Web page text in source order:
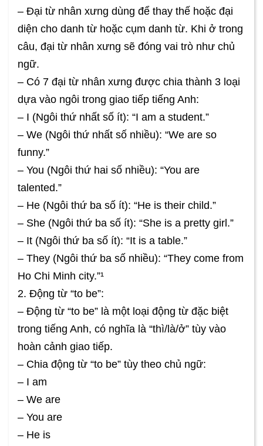
– Đại từ nhân xưng dùng để thay thế hoặc đại
diện cho danh từ hoặc cụm danh từ. Khi ở trong
câu, đại từ nhân xưng sẽ đóng vai trò như chủ
ngữ.
– Có 7 đại từ nhân xưng được chia thành 3 loại
dựa vào ngôi trong giao tiếp tiếng Anh:
– I (Ngôi thứ nhất số ít): “I am a student.”
– We (Ngôi thứ nhất số nhiều): “We are so
funny.”
– You (Ngôi thứ hai số nhiều): “You are
talented.”
– He (Ngôi thứ ba số ít): “He is their child.”
– She (Ngôi thứ ba số ít): “She is a pretty girl.”
– It (Ngôi thứ ba số ít): “It is a table.”
– They (Ngôi thứ ba số nhiều): “They come from
Ho Chi Minh city.”¹
2. Động từ “to be”:
– Động từ “to be” là một loại động từ đặc biệt
trong tiếng Anh, có nghĩa là “thì/là/ở” tùy vào
hoàn cảnh giao tiếp.
– Chia động từ “to be” tùy theo chủ ngữ:
– I am
– We are
– You are
– He is